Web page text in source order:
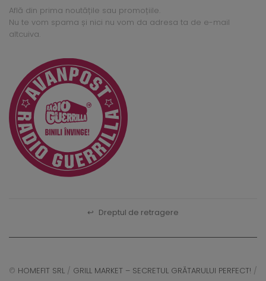
Află din prima noutățile sau promoțiile.
Nu te vom spama și nici nu vom da adresa ta de e-mail
altcuiva.
↩ Dreptul de retragere
© HOMEFIT SRL / GRILL MARKET – SECRETUL GRĂTARULUI PERFECT! /